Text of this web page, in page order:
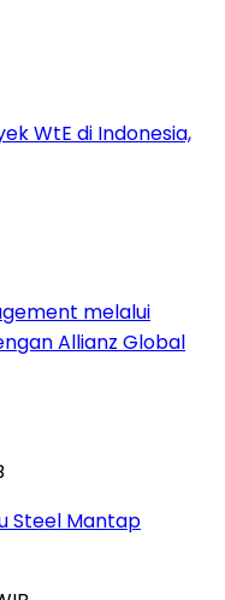
WtE di Indonesia,
melalui
Allianz Global
Steel Mantap